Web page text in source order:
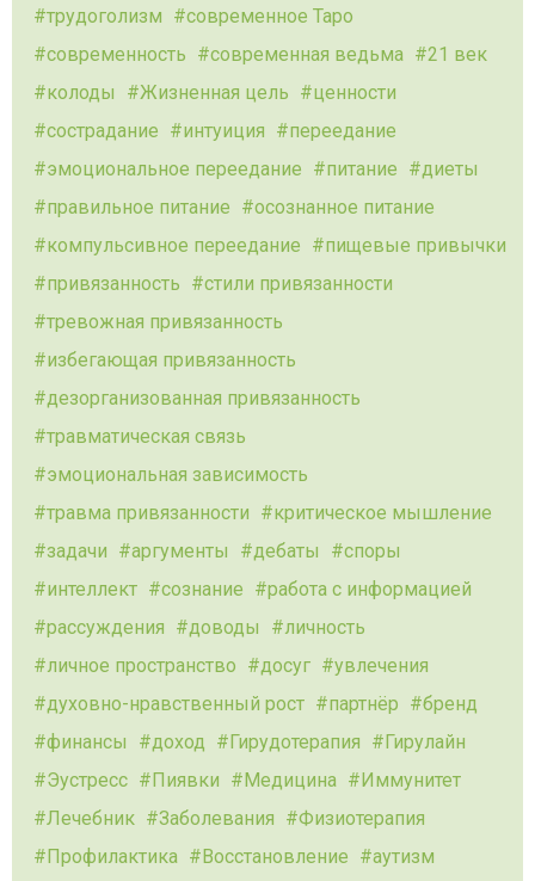
трудоголизм
современное Таро
современность
современная ведьма
21 век
колоды
Жизненная цель
ценности
сострадание
интуиция
переедание
эмоциональное переедание
питание
диеты
правильное питание
осознанное питание
компульсивное переедание
пищевые привычки
привязанность
стили привязанности
тревожная привязанность
избегающая привязанность
дезорганизованная привязанность
травматическая связь
эмоциональная зависимость
травма привязанности
критическое мышление
задачи
аргументы дебаты
споры
интеллект
сознание
работа с информацией
рассуждения
доводы
личность
личное пространство
досуг
увлечения
духовно-нравственный рост
партнёр
бренд
финансы
доход Гирудотерапия
Гирулайн
Эустресс
Пиявки Медицина
Иммунитет
Лечебник
Заболевания
Физиотерапия
Профилактика
Восстановление
аутизм